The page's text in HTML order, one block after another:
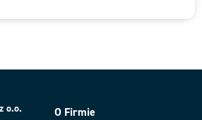
o.o. O Firmie